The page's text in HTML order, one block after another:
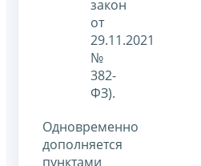
закон
от
29.11.2021
№
382-
ФЗ).
Одновременно
дополняется
пунктами